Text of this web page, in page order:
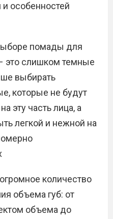
особенностей
помады для
это слишком темные
выбирать
которые не будут
эту часть лица, а
легкой и нежной на
количество
объема губ: от
объема до